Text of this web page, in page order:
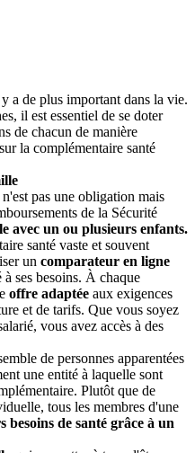
a de plus important dans la vie.
il est essentiel de se doter
de chacun de manière
la complémentaire santé
pas une obligation mais
de la Sécurité
avec un ou plusieurs enfants.
santé vaste et souvent
un comparateur en ligne
ses besoins. À chaque
offre adaptée aux exigences
et de tarifs. Que vous soyez
vous avez accès à des
de personnes apparentées
une entité à laquelle sont
Plutôt que de
tous les membres d'une
besoins de santé grâce à un